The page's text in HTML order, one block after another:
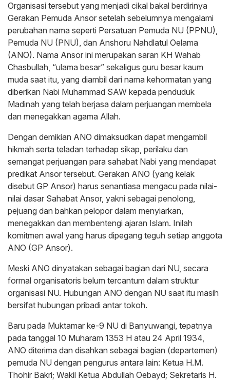
Organisasi tersebut yang menjadi cikal bakal berdirinya
Gerakan Pemuda Ansor setelah sebelumnya mengalami
perubahan nama seperti Persatuan Pemuda NU (PPNU),
Pemuda NU (PNU), dan Anshoru Nahdlatul Oelama
(ANO). Nama Ansor ini merupakan saran KH Wahab
Chasbullah, “ulama besar” sekaligus guru besar kaum
muda saat itu, yang diambil dari nama kehormatan yang
diberikan Nabi Muhammad SAW kepada penduduk
Madinah yang telah berjasa dalam perjuangan membela
dan menegakkan agama Allah.
Dengan demikian ANO dimaksudkan dapat mengambil
hikmah serta teladan terhadap sikap, perilaku dan
semangat perjuangan para sahabat Nabi yang mendapat
predikat Ansor tersebut. Gerakan ANO (yang kelak
disebut GP Ansor) harus senantiasa mengacu pada nilai-
nilai dasar Sahabat Ansor, yakni sebagai penolong,
pejuang dan bahkan pelopor dalam menyiarkan,
menegakkan dan membentengi ajaran Islam. Inilah
komitmen awal yang harus dipegang teguh setiap anggota
ANO (GP Ansor).
Meski ANO dinyatakan sebagai bagian dari NU, secara
formal organisatoris belum tercantum dalam struktur
organisasi NU. Hubungan ANO dengan NU saat itu masih
bersifat hubungan pribadi antar tokoh.
Baru pada Muktamar ke-9 NU di Banyuwangi, tepatnya
pada tanggal 10 Muharam 1353 H atau 24 April 1934,
ANO diterima dan disahkan sebagai bagian (departemen)
pemuda NU dengan pengurus antara lain: Ketua H.M.
Thohir Bakri; Wakil Ketua Abdullah Oebayd; Sekretaris H.